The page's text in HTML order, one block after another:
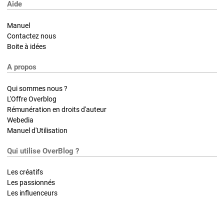
Aide
Manuel
Contactez nous
Boite à idées
A propos
Qui sommes nous ?
L'Offre Overblog
Rémunération en droits d'auteur
Webedia
Manuel d'Utilisation
Qui utilise OverBlog ?
Les créatifs
Les passionnés
Les influenceurs